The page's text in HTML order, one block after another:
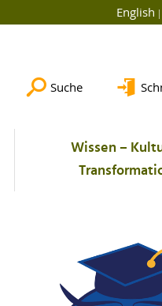
English
Suche
Wissen –